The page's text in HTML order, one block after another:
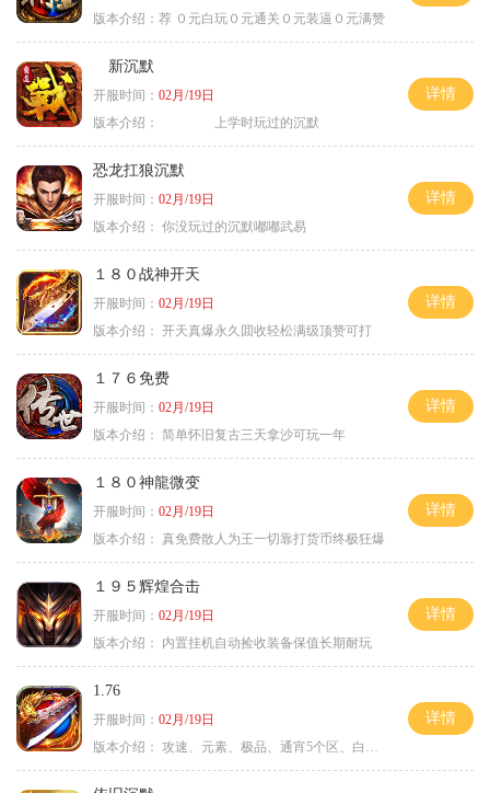
版本介绍： 荐 ０元白玩０元通关０元装逼０元满赞
新沉默
开服时间： 02月/19日
版本介绍：
上学时玩过的沉默
详情
恐龙扛狼沉默
开服时间： 02月/19日
版本介绍： 你没玩过的沉默嘟嘟武易
详情
１８０战神开天
开服时间： 02月/19日
版本介绍： 开天真爆永久囬收轻松满级顶赞可打
详情
１７６免费
开服时间： 02月/19日
版本介绍： 简单怀旧复古三天拿沙可玩一年
详情
１８０神龍微变
开服时间： 02月/19日
版本介绍： 真免费散人为王一切靠打货币终极狂爆
详情
１９５辉煌合击
开服时间： 02月/19日
版本介绍：
内置挂机自动捡收装备保值长期耐玩
详情
1.76
开服时间： 02月/19日
版本介绍： 攻速、元素、极品、通宵5个区、白天10个区
详情